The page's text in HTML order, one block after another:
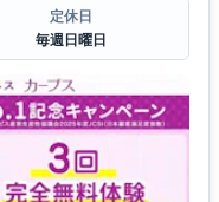
定休日
毎週日曜日